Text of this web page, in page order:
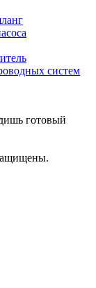
систем
готовый